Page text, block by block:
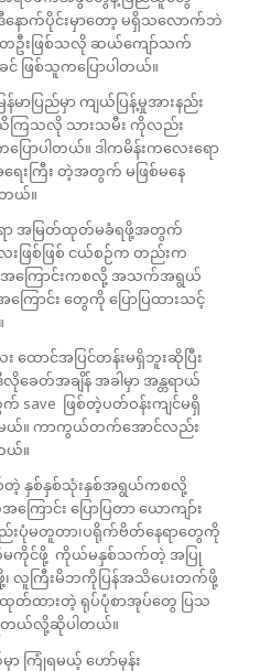
နောက်ပိုင်းမှာတော့ မရှိသလောက်ဘဲ
ဦးဖြစ်သလို ဆယ်ကျော်သက်
င် ‌‌ဖြစ်သူကပြောပါတယ်။
မာပြည်မှာ ကျယ်ပြန့်မှုအားနည်း
ကြသလို သားသမီး ကိုလည်း
ြောပါတယ်။ ဒါကမိန်းကလေးရော
ေးကြီး တဲ့အတွက် မဖြစ်မနေ
ယ်။
ာ အမြတ်ထုတ်မခံရဖို့အတွက်
ေးဖြစ်ဖြစ် ငယ်စဉ်က တည်းက
အကြောင်းကစလို့ အသက်အရွယ်
ာင်း တွေကို ပြောပြထားသင့်
ထောင်အပြင်တန်းမရှိဘူးဆိုပြီး
ခေတ်အချိန် အခါမှာ အန္တရာယ်
ဖြစ်တဲ့ပတ်ဝန်းကျင်မရှိ
ယ်။ ကာကွယ်တက်အောင်လည်း
ယ်။
နှစ်နှစ်သုံးနှစ်အရွယ်ကစလို့
ာင်း ပြောပြတာ ယောကျာ်း
ည်းပုံမတူတာ၊ပရိုက်ဗိတ်နေရာတွေကို
မကိုင်ဖို့ ကိုယ်မနှစ်သက်တဲ့ အပြု
၊ လူကြီးမိဘကိုပြန်အသိပေးတက်ဖို့
ားတဲ့ ရုပ်ပုံစာအုပ်တွေ ပြသ
တယ်လို့ဆိုပါတယ်။
ကြုံရမယ့် ဟော်မုန်း